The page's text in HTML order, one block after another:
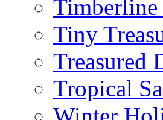
Timberline
Tiny
Treasured
Tropical